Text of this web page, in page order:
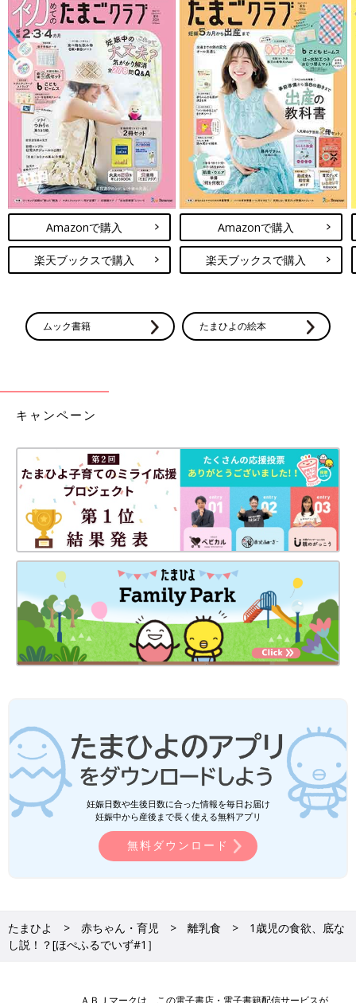
Amazonで購入
楽天ブックスで購入
Amazonで購入
楽天ブックスで購入
ムック書籍 たまひよの絵本
キャンペーン
妊娠日数や生後日数に合った情報を毎日お届け
妊娠中から産後まで長く使える無料アプリ
無料ダウンロード
たまひよ 赤ちゃん・育児 離乳食
1歳児の食欲、底な
し説！？[ほぺふるでいず#1］